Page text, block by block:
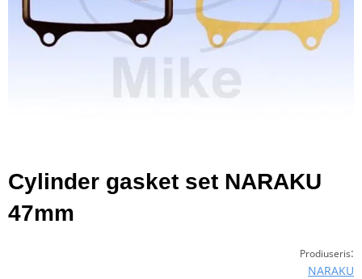
Cylinder gasket set NARAKU
47mm
Prodiuseris:
NARAKU